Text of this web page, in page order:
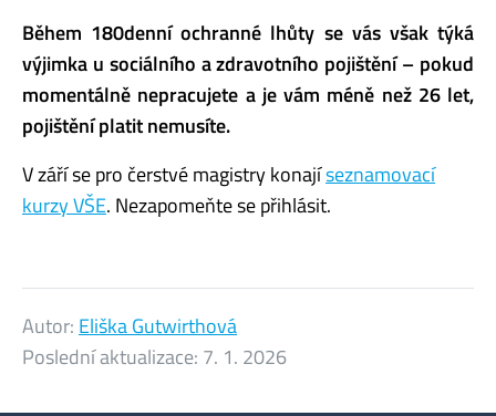
Během 180denní ochranné lhůty se vás však týká
výjimka u sociálního a zdravotního pojištění – pokud
momentálně nepracujete a je vám méně než 26 let,
pojištění platit nemusíte.
V září se pro čerstvé magistry konajíseznamovací
kurzy VŠE. Nezapomeňte se přihlásit.
Autor: Eliška Gutwirthová
Poslední aktualizace: 7. 1. 2026